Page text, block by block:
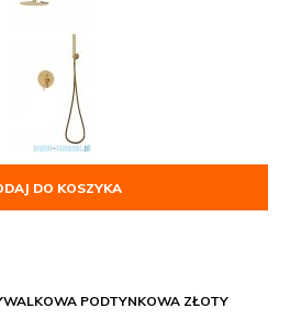
DO KOSZYKA
PODTYNKOWA ZŁOTY